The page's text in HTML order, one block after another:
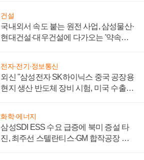
건설
국내외서 속도 붙는 원전 사업, 삼성물산·
현대건설·대우건설에 다가오는 '약속의
전자·전기·정보통신
외신 "삼성전자 SK하이닉스 중국 공장용
현지 생산 반도체 장비 시험, 미국 수출통
화학·에너지
삼성SDI ESS 수요 급증에 북미 증설 타
진, 최주선 스텔란티스·GM 합작공장 건